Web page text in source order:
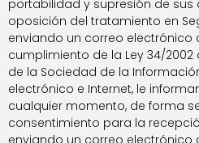
portabilidad y supresión de
oposición del tratamiento en
enviando un correo electrónico
cumplimiento de la Ley 34/2002
de la Sociedad de la
electrónico e Internet, le
cualquier momento, de forma
consentimiento para la
enviando un correo electrónico